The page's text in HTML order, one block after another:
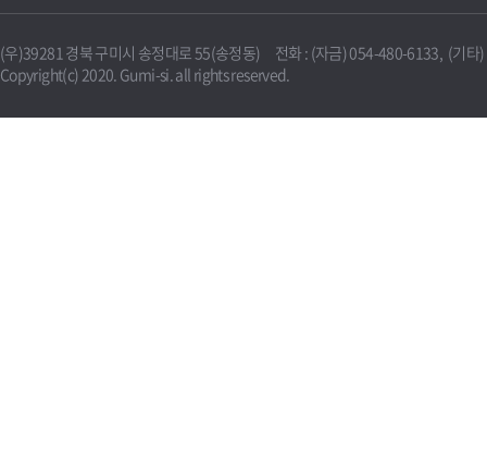
(우)39281 경북 구미시 송정대로 55(송정동) 전화 : (자금) 054-480-6133, (기타
Copyright(c) 2020. Gumi-si. all rights reserved.